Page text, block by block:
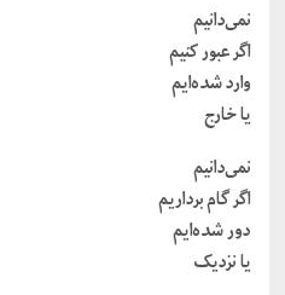
نمی‌دانیم
اگر عبور کنیم
وارد شده‌ایم
یا خارج
نمی‌دانیم
اگر گام برداریم
دور شده‌ایم
یا نزدیک